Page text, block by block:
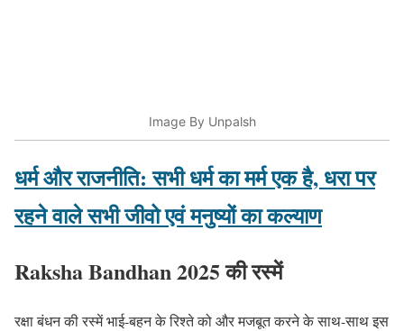
Image By Unpalsh
धर्म और राजनीति: सभी धर्म का मर्म एक है, धरा पर
रहने वाले सभी जीवो एवं मनुष्यों का कल्याण
Raksha Bandhan 2025 की रस्में
रक्षा बंधन की रस्में भाई-बहन के रिश्ते को और मजबूत करने के साथ-साथ इस